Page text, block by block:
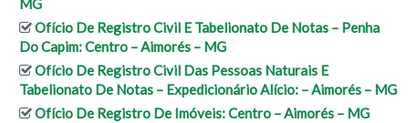
MG
Ofício De Registro Civil E Tabelionato De Notas – Penha
Do Capim: Centro – Aimorés – MG
Ofício De Registro Civil Das Pessoas Naturais E
Tabelionato De Notas – Expedicionário Alício: – Aimorés – MG
Ofício De Registro De Imóveis: Centro – Aimorés – MG